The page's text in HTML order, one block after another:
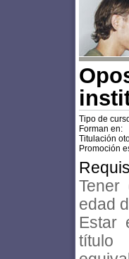
Tipo de
Forman en:
Titulación
Promoción
edad
Estar
título